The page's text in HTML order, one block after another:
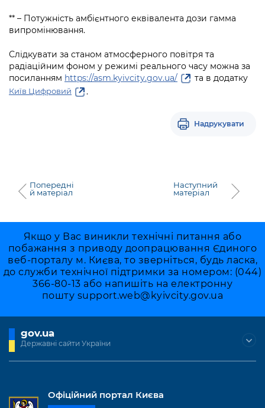
** – Потужність амбієнтного еквівалента дози гамма
випромінювання.
Слідкувати за станом атмосферного повітря та
радіаційним фоном у режимі реального часу можна за
посиланням https://asm.kyivcity.gov.ua/ та в додатку
Київ Цифровий .
Надрукувати
Попередні
й матеріал
Наступний
матеріал
Якщо у Вас виникли технічні питання або
побажання з приводу доопрацювання Єдиного
веб-порталу м. Києва, то зверніться, будь ласка,
до служби технічної підтримки за номером: (044)
366-80-13 або напишіть на електронну
пошту support.web@kyivcity.gov.ua
gov.ua
Державні сайти України
Офіційний портал Києва